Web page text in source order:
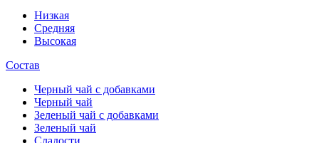
Низкая
Средняя
Высокая
Состав
Черный чай с добавками
Черный чай
Зеленый чай с добавками
Зеленый чай
Сладости